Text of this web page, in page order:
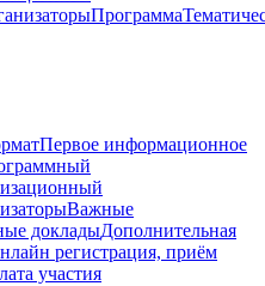
Программа
Первое информационное
Важные
докладыДополнительная
регистрация, приём
участия